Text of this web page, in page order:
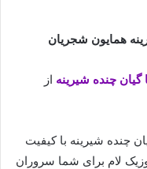
همایون شجریان
گیان چنده شیرینه از
چنده شیرینه با کیفیت
لام برای شما سروران